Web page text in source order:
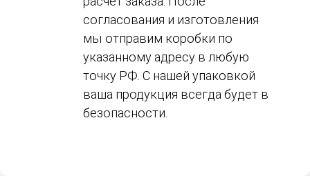
согласования и изготовления
мы отправим коробки по
указанному адресу в любую
точку РФ. С нашей упаковкой
ваша продукция всегда будет в
безопасности.